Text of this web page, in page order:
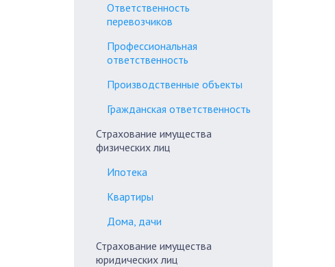
Ответственность
перевозчиков
Профессиональная
ответственность
Производственные объекты
Гражданская ответственность
Страхование имущества
физических лиц
Ипотека
Квартиры
Дома, дачи
Страхование имущества
юридических лиц